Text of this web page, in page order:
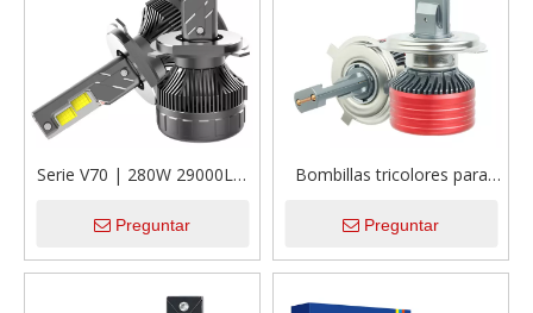
Serie V70 | 280W 29000LM
Behlet Bulbs para el carro
para el automóvil
Preguntar
Bombillas tricolores para
LED con tubo de cobre dual
de 140W, ventas directas de
Preguntar